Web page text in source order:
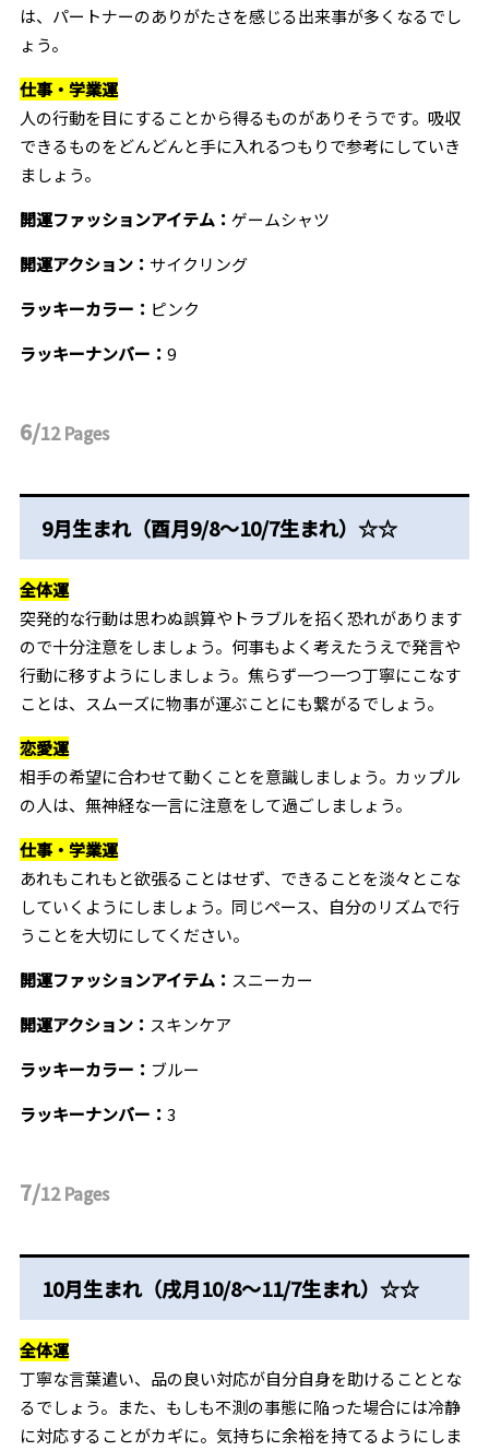
は、パートナーのありがたさを感じる出来事が多くなるでし
ょう。
仕事・学業運
人の行動を目にすることから得るものがありそうです。吸収
できるものをどんどんと手に入れるつもりで参考にしていき
ましょう。
開運ファッションアイテム： ゲームシャツ
開運アクション： サイクリング
ラッキーカラー： ピンク
ラッキーナンバー： 9
6/12Pages
9月生まれ（酉月9/8～10/7生まれ）☆☆
全体運
突発的な行動は思わぬ誤算やトラブルを招く恐れがあります
ので十分注意をしましょう。何事もよく考えたうえで発言や
行動に移すようにしましょう。焦らず一つ一つ丁寧にこなす
ことは、スムーズに物事が運ぶことにも繋がるでしょう。
恋愛運
相手の希望に合わせて動くことを意識しましょう。カップル
の人は、無神経な一言に注意をして過ごしましょう。
仕事・学業運
あれもこれもと欲張ることはせず、できることを淡々とこな
していくようにしましょう。同じペース、自分のリズムで行
うことを大切にしてください。
開運ファッションアイテム： スニーカー
開運アクション： スキンケア
ラッキーカラー： ブルー
ラッキーナンバー： 3
7/12Pages
10月生まれ（戌月10/8～11/7生まれ）☆☆
全体運
丁寧な言葉遣い、品の良い対応が自分自身を助けることとな
るでしょう。また、もしも不測の事態に陥った場合には冷静
に対応することがカギに。気持ちに余裕を持てるようにしま